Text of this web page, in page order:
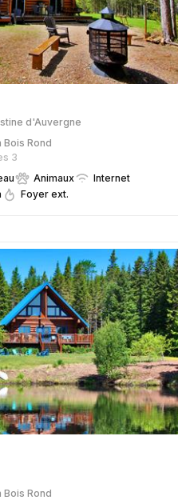
d'Auvergne
Bois Rond
3
Animaux
Internet
Foyer ext.
Bois Rond